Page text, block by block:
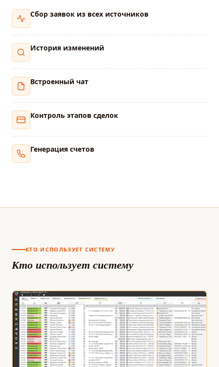
Сбор заявок из всех источников
История изменений
Встроенный чат
Контроль этапов сделок
Генерация счетов
КТО ИСПОЛЬЗУЕТ СИСТЕМУ
Кто использует систему